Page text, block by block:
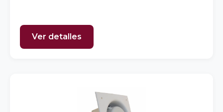
Ver detalles